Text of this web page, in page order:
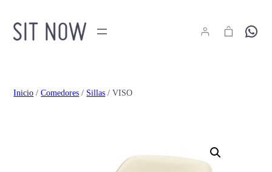
Hola
Inicio /Comedores / Sillas / VISO